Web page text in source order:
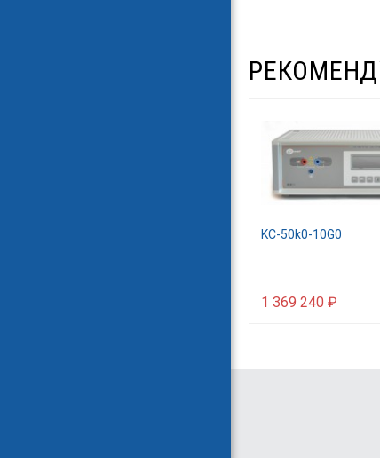
KC-50k0-10G0
1 369 240 ₽